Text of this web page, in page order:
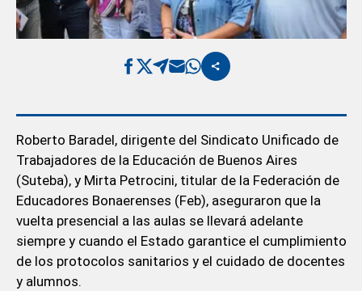
Roberto Baradel, dirigente del Sindicato Unificado de
Trabajadores de la Educación de Buenos Aires
(Suteba), y Mirta Petrocini, titular de la Federación de
Educadores Bonaerenses (Feb), aseguraron que la
vuelta presencial a las aulas se llevará adelante
siempre y cuando el Estado garantice el cumplimiento
de los protocolos sanitarios y el cuidado de docentes
y alumnos.